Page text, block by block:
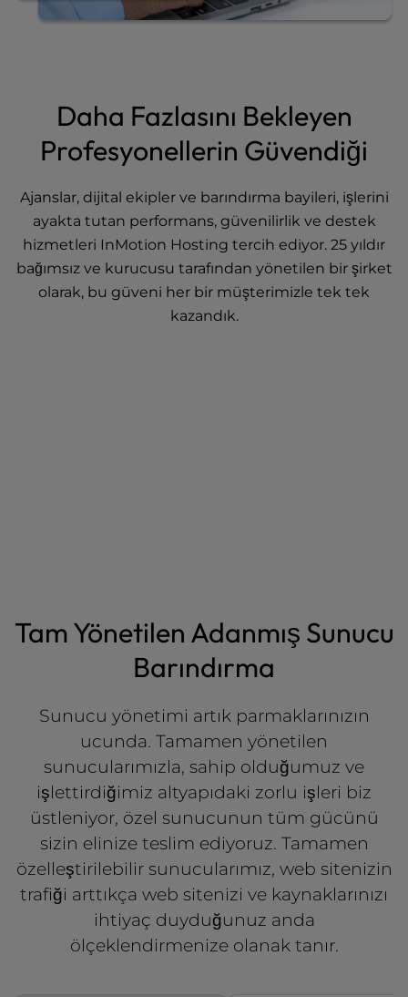
Daha Fazlasını Bekleyen
Profesyonellerin Güvendiği
Ajanslar, dijital ekipler ve barındırma bayileri, işlerini
ayakta tutan performans, güvenilirlik ve destek
hizmetleri InMotion Hosting tercih ediyor. 25 yıldır
bağımsız ve kurucusu tarafından yönetilen bir şirket
olarak, bu güveni her bir müşterimizle tek tek
kazandık.
Tam Yönetilen Adanmış Sunucu
Barındırma
Sunucu yönetimi artık parmaklarınızın
ucunda. Tamamen yönetilen
sunucularımızla, sahip olduğumuz ve
işlettirdiğimiz altyapıdaki zorlu işleri biz
üstleniyor, özel sunucunun tüm gücünü
sizin elinize teslim ediyoruz. Tamamen
özelleştirilebilir sunucularımız, web sitenizin
trafiği arttıkça web sitenizi ve kaynaklarınızı
ihtiyaç duyduğunuz anda
ölçeklendirmenize olanak tanır.